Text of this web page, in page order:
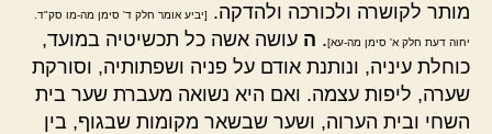
מותר לקושרה ולכורכה ולהדקה.
[יביע אומר חלק ד' סימן מה-מו סק"ד.
יחוה דעת חלק א' סימן מה-עא]. ה עושה אשה כל תכשיטיה במועד,
כוחלת עיניה, ונותנת אודם על פניה ושפתותיה, וסורקת
שערה, ליפות עצמה. ואם היא נשואה מעברת שער בית
השחי ובית הערוה, ושער שבשאר מקומות שבגוף, בין